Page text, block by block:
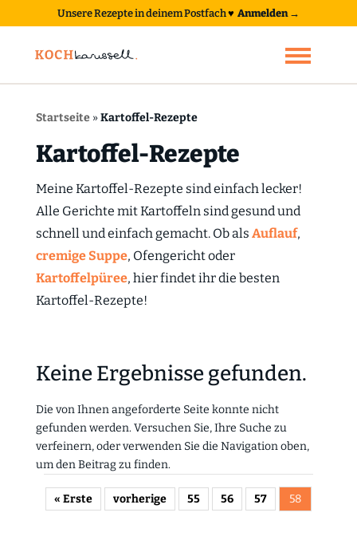
Unsere Rezepte in deinem Postfach♥ Anmelden →
Startseite»Kartoffel-Rezepte
Kartoffel-Rezepte
Meine Kartoffel-Rezepte sind einfach lecker!
Alle Gerichte mit Kartoffeln sind gesund und
schnell und einfach gemacht. Ob als Auflauf,
cremige Suppe, Ofengericht oder
Kartoffelpüree, hier findet ihr die besten
Kartoffel-Rezepte!
Keine Ergebnisse gefunden.
Die von Ihnen angeforderte Seite konnte nicht
gefunden werden. Versuchen Sie, Ihre Suche zu
verfeinern, oder verwenden Sie die Navigation oben,
um den Beitrag zu finden.
« Erste vorherige 55 56 57 58